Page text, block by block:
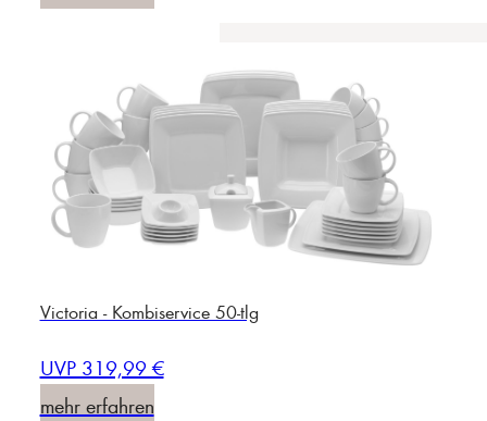
Victoria - Kombiservice 50-tlg
UVP 319,99 €
mehr erfahren